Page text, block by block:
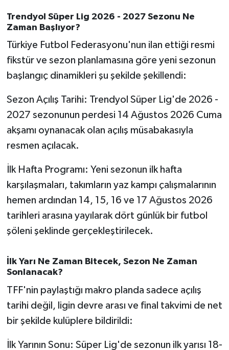
Trendyol Süper Lig 2026 - 2027 Sezonu Ne
Zaman Başlıyor?
Türkiye Futbol Federasyonu'nun ilan ettiği resmi
fikstür ve sezon planlamasına göre yeni sezonun
başlangıç dinamikleri şu şekilde şekillendi:
Sezon Açılış Tarihi: Trendyol Süper Lig'de 2026 -
2027 sezonunun perdesi 14 Ağustos 2026 Cuma
akşamı oynanacak olan açılış müsabakasıyla
resmen açılacak.
İlk Hafta Programı: Yeni sezonun ilk hafta
karşılaşmaları, takımların yaz kampı çalışmalarının
hemen ardından 14, 15, 16 ve 17 Ağustos 2026
tarihleri arasına yayılarak dört günlük bir futbol
şöleni şeklinde gerçekleştirilecek.
İlk Yarı Ne Zaman Bitecek, Sezon Ne Zaman
Sonlanacak?
TFF'nin paylaştığı makro planda sadece açılış
tarihi değil, ligin devre arası ve final takvimi de net
bir şekilde kulüplere bildirildi:
İlk Yarının Sonu: Süper Lig'de sezonun ilk yarısı 18-
SİYASET
Sındırgı
SPOR
SÜRMANŞET
Susurluk
TEKNOLOJİ
TÜRKİYE
VİZYONDAKİLER
YAŞAM